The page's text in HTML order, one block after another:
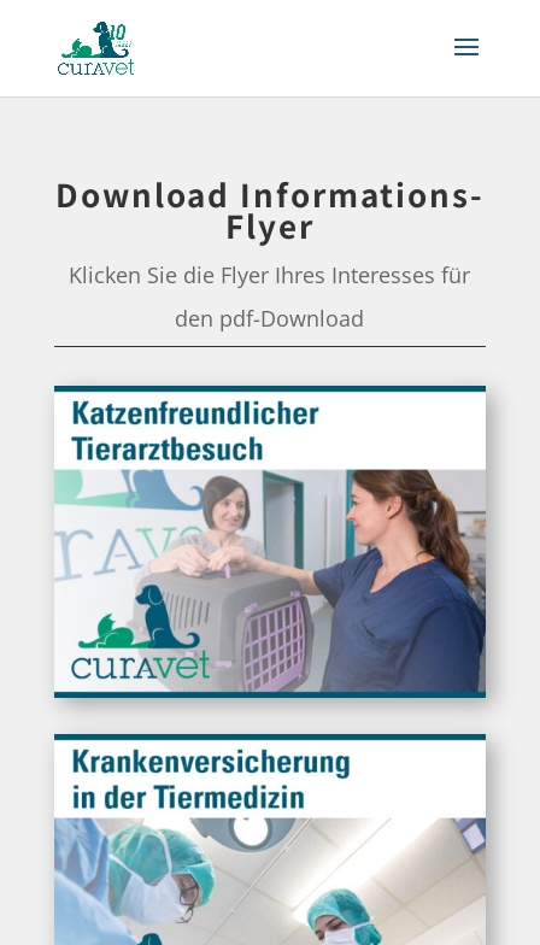
Download Informations-
Flyer
Klicken Sie die Flyer Ihres Interesses für
den pdf-Download